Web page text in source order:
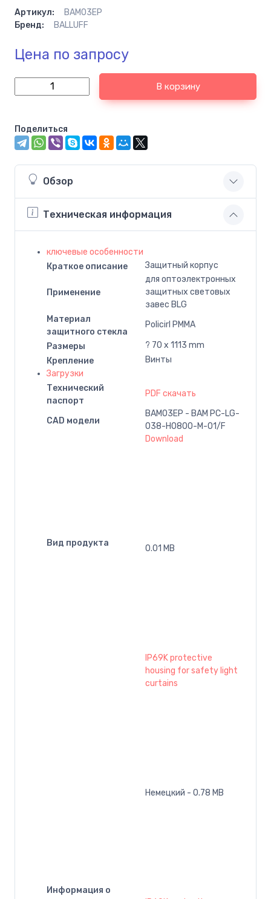
Артикул:
BAM03EP
Бренд:
BALLUFF
Цена по запросу
В корзину
Поделиться
Обзор
Техническая информация
ключевые особенности
Краткое описание
Защитный корпус
Применение
для оптоэлектронных
защитных световых
завес BLG
Материал
защитного стекла
Policirl PMMA
Размеры
? 70 x 1113 mm
Крепление
Винты
Загрузки
Технический
паспорт
PDF скачать
CAD модели
BAM03EP - BAM PC-LG-
038-H0800-M-01/F
Вид продукта
Download
0.01 MB
Информация о
IP69K protective
housing for safety light
curtains
Немецкий - 0.78 MB